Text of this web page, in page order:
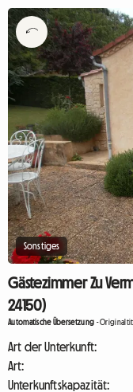
Sonstiges
Gästezimmer Zu
24150)
Automatische Übersetzung -
Art der Unterkunft:
Art:
Unterkunftskapazität: